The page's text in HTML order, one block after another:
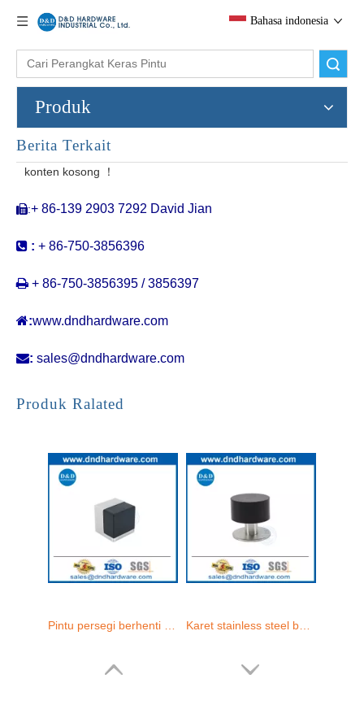
Bahasa indonesia
Produk
Berita Terkait
konten kosong ！
:+ 86-139 2903 7292 David Jian
 : + 86-750-3856396
 + 86-750-3856395 / 3856397
:www.dndhardware.com
: sales@dndhardware.com
Produk Ralated